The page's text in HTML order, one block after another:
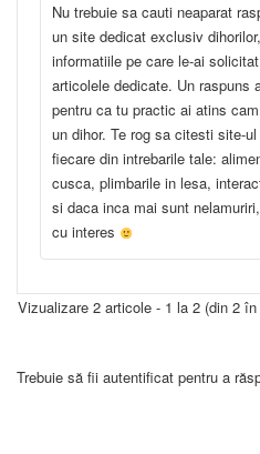
Nu trebuie sa cauti neaparat
un site dedicat exclusiv
informatiile pe care le-ai
articolele dedicate. Un raspuns
pentru ca tu practic ai atins
un dihor. Te rog sa citesti site-
fiecare din intrebarile tale:
cusca, plimbarile in lesa,
si daca inca mai sunt
cu interes
Vizualizare 2 articole - 1 la 2 (din 2
Trebuie să fii autentificat pentru a